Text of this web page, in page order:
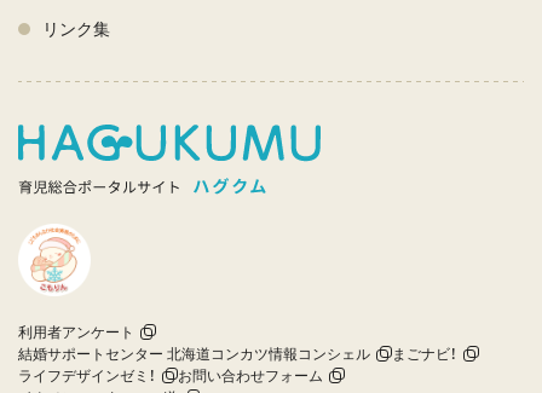
リンク集
利用者アンケート
結婚サポートセンター 北海道コンカツ情報コンシェル
まごナビ！
ライフデザインゼミ！
お問い合わせフォーム